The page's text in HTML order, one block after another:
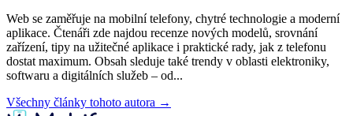
Web se zaměřuje na mobilní telefony, chytré technologie a moderní
aplikace. Čtenáři zde najdou recenze nových modelů, srovnání
zařízení, tipy na užitečné aplikace i praktické rady, jak z telefonu
dostat maximum. Obsah sleduje také trendy v oblasti elektroniky,
softwaru a digitálních služeb – od...
Všechny články tohoto autora →